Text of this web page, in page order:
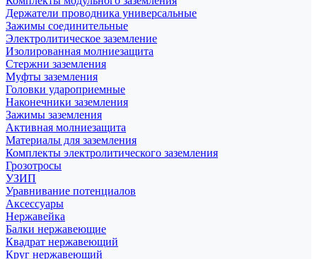
Держатели проводника универсальные
Зажимы соединительные
Электролитическое заземление
Изолированная молниезащита
Стержни заземления
Муфты заземления
Головки удароприемные
Наконечники заземления
Зажимы заземления
Активная молниезащита
Материалы для заземления
Комплекты электролитического заземления
Грозотросы
УЗИП
Уравнивание потенциалов
Аксессуары
Нержавейка
Балки нержавеющие
Квадрат нержавеющий
Круг нержавеющий